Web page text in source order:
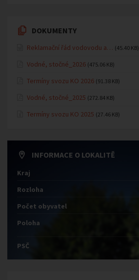
DOKUMENTY
Reklamační řád vodovodu a… (45.40 KB)
Vodné, stočné_2026 (475.06 KB)
Termíny svozu KO 2026 (91.38 KB)
Vodné, stočné_2025 (272.84 KB)
Termíny svozu KO 2025 (27.46 KB)
INFORMACE O LOKALITĚ
Kraj
Rozloha
Počet obyvatel
Poloha
PSČ